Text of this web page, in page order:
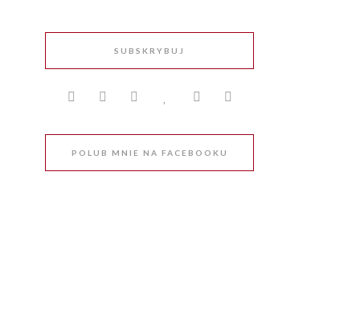
SUBSKRYBUJ
POLUB MNIE NA FACEBOOKU